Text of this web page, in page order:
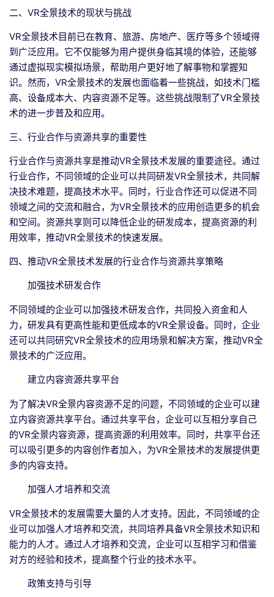
二、VR全景技术的现状与挑战
VR全景技术目前已在教育、旅游、房地产、医疗等多个领域得
到广泛应用。它不仅能够为用户提供身临其境的体验，还能够
通过虚拟现实模拟场景，帮助用户更好地了解事物和掌握知
识。然而，VR全景技术的发展也面临着一些挑战，如技术门槛
高、设备成本大、内容资源不足等。这些挑战限制了VR全景技
术的进一步普及和应用。
三、行业合作与资源共享的重要性
行业合作与资源共享是推动VR全景技术发展的重要途径。通过
行业合作，不同领域的企业可以共同研发VR全景技术，共同解
决技术难题，提高技术水平。同时，行业合作还可以促进不同
领域之间的交流和融合，为VR全景技术的应用创造更多的机会
和空间。资源共享则可以降低企业的研发成本，提高资源的利
用效率，推动VR全景技术的快速发展。
四、推动VR全景技术发展的行业合作与资源共享策略
加强技术研发合作
不同领域的企业可以加强技术研发合作，共同投入资金和人
力，研发具有更高性能和更低成本的VR全景设备。同时，企业
还可以共同研究VR全景技术的应用场景和解决方案，推动VR全
景技术的广泛应用。
建立内容资源共享平台
为了解决VR全景内容资源不足的问题，不同领域的企业可以建
立内容资源共享平台。通过共享平台，企业可以互相分享自己
的VR全景内容资源，提高资源的利用效率。同时，共享平台还
可以吸引更多的内容创作者加入，为VR全景技术的发展提供更
多的内容支持。
加强人才培养和交流
VR全景技术的发展需要大量的人才支持。因此，不同领域的企
业可以加强人才培养和交流，共同培养具备VR全景技术知识和
能力的人才。通过人才培养和交流，企业可以互相学习和借鉴
对方的经验和技术，提高整个行业的技术水平。
政策支持与引导